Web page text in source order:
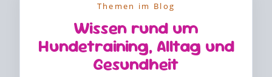
Themen im Blog
Wissen rund um
Hundetraining, Alltag und
Gesundheit